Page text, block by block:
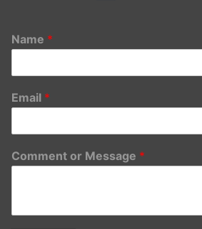
Name *
Email *
Comment or Message *